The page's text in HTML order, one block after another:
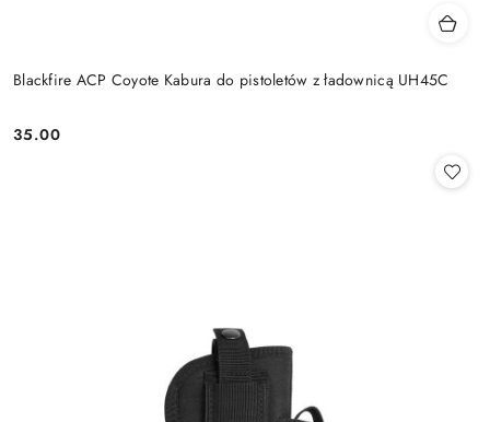
Blackfire ACP Coyote Kabura do pistoletów z ładownicą UH45C
Cena:
35.00